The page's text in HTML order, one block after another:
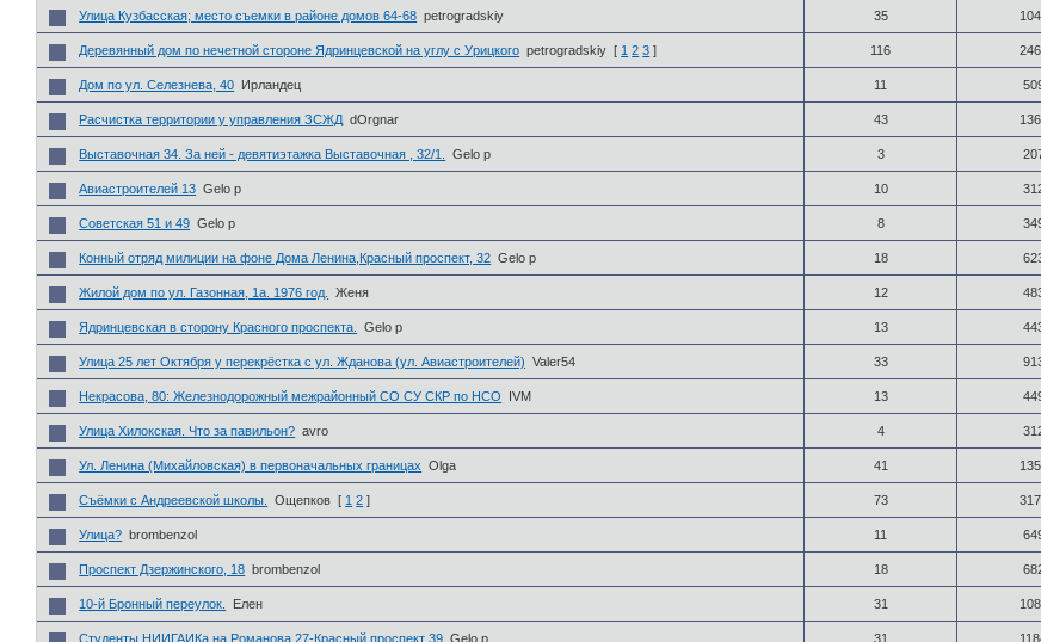
Улица Кузбасская; место съемки в районе домов 64-68 petrogradskiy 35
Деревянный дом по нечетной стороне Ядринцевской на углу с Урицкого petrogradskiy [ 1 2 3 ] 116
Дом по ул. Селезнева, 40 Ирландец 11
Расчистка территории у управления ЗСЖД dOrgnar 43
Выставочная 34. За ней - девятиэтажка Выставочная , 32/1. Gelo p 3
Авиастроителей 13 Gelo p 10
Советская 51 и 49 Gelo p 8
Конный отряд милиции на фоне Дома Ленина,Красный проспект, 32 Gelo p 18
Жилой дом по ул. Газонная, 1а. 1976 год. Женя 12
Ядринцевская в сторону Красного проспекта. Gelo p 13
Улица 25 лет Октября у перекрёстка с ул. Жданова (ул. Авиастроителей) Valer54 33
Некрасова, 80: Железнодорожный межрайонный СО СУ СКР по НСО IVM 13
Улица Хилокская. Что за павильон? avro 4
Ул. Ленина (Михайловская) в первоначальных границах Olga 41
Съёмки с Андреевской школы. Ощепков [ 1 2 ] 73
Улица? brombenzol 11
Проспект Дзержинского, 18 brombenzol 18
10-й Бронный переулок. Елен 31
Студенты НИИГАИКа на Романова 27-Красный проспект 39 Gelo p 31